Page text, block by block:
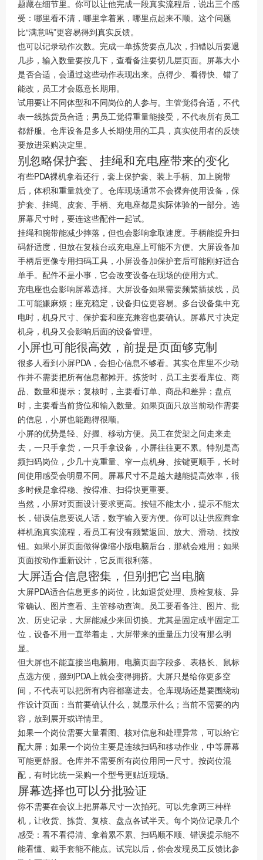
题藏在细节里。你可以让他完成一段真实流程后，说出三个感
受：哪里看不清，哪里拿着累，哪里点起来不顺。这个问题
比“满意吗”更容易得到真实反馈。
也可以记录动作次数。完成一单拣货要点几次，扫错以后要退
几步，输入数量要按几下，查看备注要切几层页面。屏幕大小
是否合适，会通过这些动作表现出来。点得少、看得快、错了
能改，员工才会愿意长期用。
试用要让不同体型和不同岗位的人参与。主管觉得合适，不代
表一线拣货员合适；男员工觉得重量能接受，不代表所有员工
都舒服。仓库设备是多人长期使用的工具，真实使用者的反馈
要放进采购决定里。
别忽略保护套、挂绳和充电座带来的变化
有些PDA裸机拿着还行，套上保护套、装上手柄、加上腕带
后，体积和重量就变了。仓库现场通常不会裸奔使用设备，保
护套、挂绳、皮套、手柄、充电座都是实际体验的一部分。选
屏幕尺寸时，要连这些配件一起试。
挂绳和腕带能减少摔落，但也会影响拿取速度。手柄能提升扫
码舒适度，但放在复核台或充电座上可能不方便。大屏设备加
手柄后更像专用扫码工具，小屏设备加保护套后可能刚好适合
单手。配件不是小事，它会改变设备在现场的使用方式。
充电座也会影响屏幕选择。大屏设备如果需要频繁插拔线，员
工可能嫌麻烦；座充稳定，设备归位更容易。多台设备集中充
电时，机身尺寸、保护套和座充兼容也要确认。屏幕尺寸决定
机身，机身又会影响后面的设备管理。
小屏也可能很高效，前提是页面够克制
很多人看到小屏PDA，会担心信息不够看。其实仓库里不少动
作并不需要把所有信息都摊开。拣货时，员工主要看库位、商
品、数量和提示；复核时，主要看订单、商品和差异；盘点
时，主要看当前货位和输入数量。如果页面只放当前动作需要
的信息，小屏也能跑得很顺。
小屏的优势是轻、好握、移动方便。员工在货架之间走来走
去，一只手拿货，一只手拿设备，小屏往往更不累。特别是高
频扫码岗位，少几十克重量、窄一点机身、按键更顺手，长时
间使用感受会明显不同。屏幕尺寸不是越大越能提高效率，很
多时候是拿得稳、按得准、扫得快更重要。
当然，小屏对页面设计要求更高。按钮不能太小，提示不能太
长，错误信息要说人话，数字输入要方便。你可以让供应商拿
样机跑真实流程，看员工有没有频繁返回、放大、滑动、找按
钮。如果小屏页面做得像缩小版电脑后台，那就会难用；如果
页面按动作重新设计，它反而很利落。
大屏适合信息密集，但别把它当电脑
大屏PDA适合信息更多的岗位，比如退货处理、质检复核、异
常确认、图片查看、主管移动查询。员工要看备注、图片、批
次、历史记录，大屏能减少来回切换。尤其是固定或半固定工
位，设备不用一直举着走，大屏带来的重量压力没有那么明
显。
但大屏也不能直接当电脑用。电脑页面字段多、表格长、鼠标
点选方便，搬到PDA上就会变得拥挤。大屏只是给你更多空
间，不代表可以把所有内容都塞进去。仓库现场还是要围绕动
作设计页面：当前要确认什么，就显示什么；当前不需要的内
容，放到展开或详情里。
如果一个岗位需要大量看图、核对信息和处理异常，可以给它
配大屏；如果一个岗位主要是连续扫码和移动作业，中等屏幕
可能更舒服。仓库并不需要所有岗位用同一尺寸。按岗位混
配，有时比统一采购一个型号更贴近现场。
屏幕选择也可以分批验证
你不需要在会议上把屏幕尺寸一次拍死。可以先拿两三种样
机，让收货、拣货、复核、盘点各试半天。每个岗位记录几个
感受：看不看得清、拿着累不累、扫码顺不顺、错误提示能不
能看懂、戴手套能不能点。试完以后，你会发现员工反馈比参